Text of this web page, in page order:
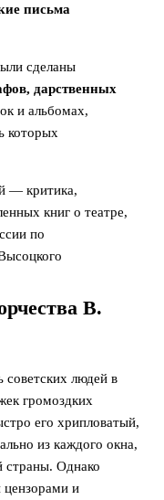
письма
сделаны
дарственных
и альбомах,
которых
— критика,
книг о театре,
по
В.
людей в
громоздких
его хрипловатый,
из каждого окна,
страны. Однако
и